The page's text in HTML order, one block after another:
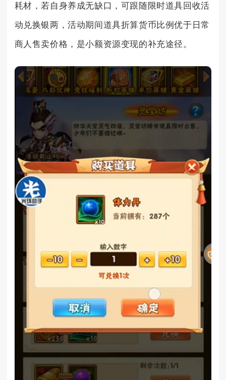
耗材，若自身养成无缺口，可跟随限时道具回收活
动兑换银两，活动期间道具折算货币比例优于日常
商人售卖价格，是小额资源变现的补充途径。